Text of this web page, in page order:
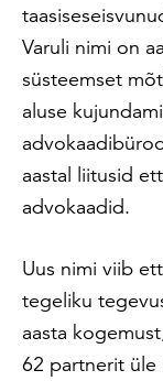
Varuli nimi on
süsteemset
aluse
aastal liitusid
advokaadid.
Uus nimi viib
tegeliku
aasta
62 partnerit üle